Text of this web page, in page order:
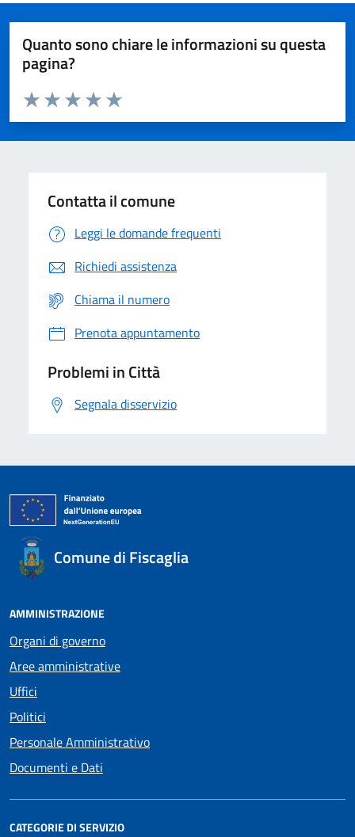
Quanto sono chiare le informazioni su questa
pagina?
Domanda
Valuta da 1 a 5 stelle la pagina
Valuta 5 stelle su 5
Valuta 4 stelle su 5
Valuta 3 stelle su 5
Valuta 2 stelle su 5
Valuta 1 stelle su 5
Contatta il comune
Leggi le domande frequenti
Richiedi assistenza
Chiama il numero
Prenota appuntamento
Problemi in Città
Segnala disservizio
Comune di Fiscaglia
AMMINISTRAZIONE
Organi di governo
Aree amministrative
Uffici
Politici
Personale Amministrativo
Documenti e Dati
CATEGORIE DI SERVIZIO